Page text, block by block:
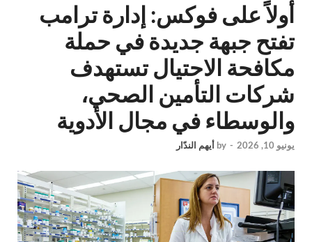
أولاً على فوكس: إدارة ترامب
تفتح جبهة جديدة في حملة
مكافحة الاحتيال تستهدف
شركات التأمين الصحي،
والوسطاء في مجال الأدوية
يونيو 10, 2026 -
by أيهم الندّار